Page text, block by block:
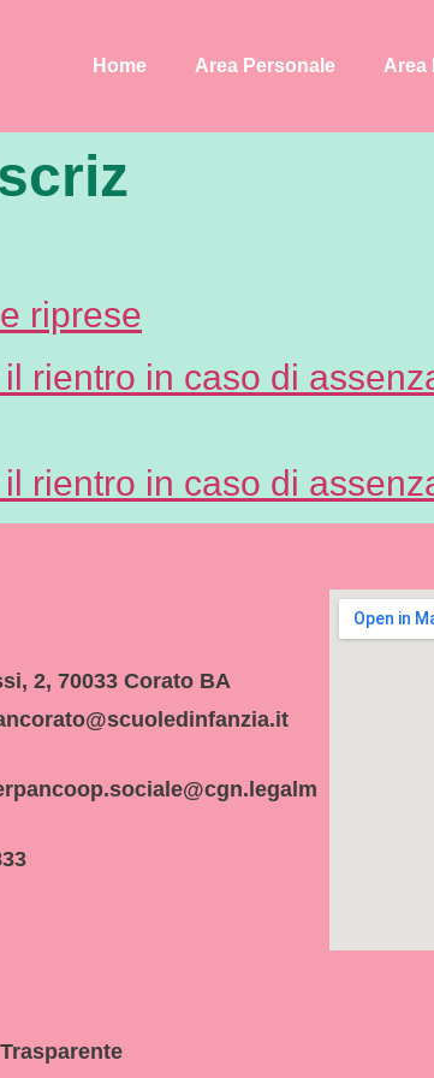
Home Area Personale Area
riprese
rientro in caso di
rientro in caso di
2, 70033 Corato BA